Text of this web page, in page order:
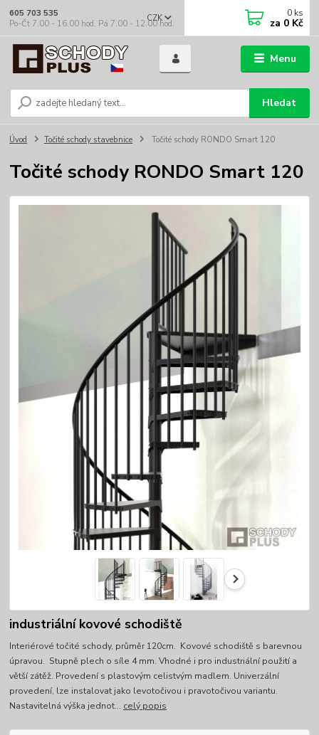
Menu
CZK
Hledat
605 703 535
Po-Čt 7.00 - 16.00 hod. Pá 7.00 - 12.00 hod.
0 ks
za 0 Kč
Úvod Točité schody stavebnice Točité schody RONDO Smart 120
Točité schody RONDO Smart 120
industriální kovové schodiště
Interiérové točité schody, průměr 120cm. Kovové schodiště s barevnou
úpravou. Stupně plech o síle 4 mm. Vhodné i pro industriální použití a
větší zátěž. Provedení s plastovým celistvým madlem. Univerzální
provedení, lze instalovat jako levotočivou i pravotočivou variantu.
Nastavitelná výška jednot... celý popis